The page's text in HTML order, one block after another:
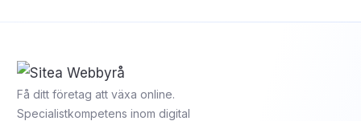
Få ditt företag att växa online.
Specialistkompetens inom digital